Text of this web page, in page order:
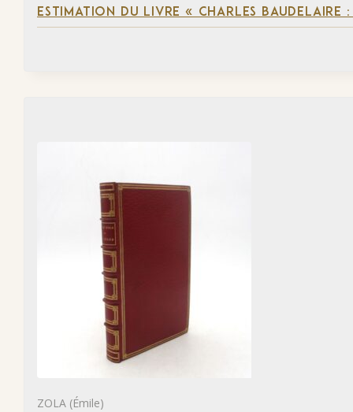
ESTIMATION DU LIVRE « CHARLES BAUDELAIRE
ZOLA (Émile)